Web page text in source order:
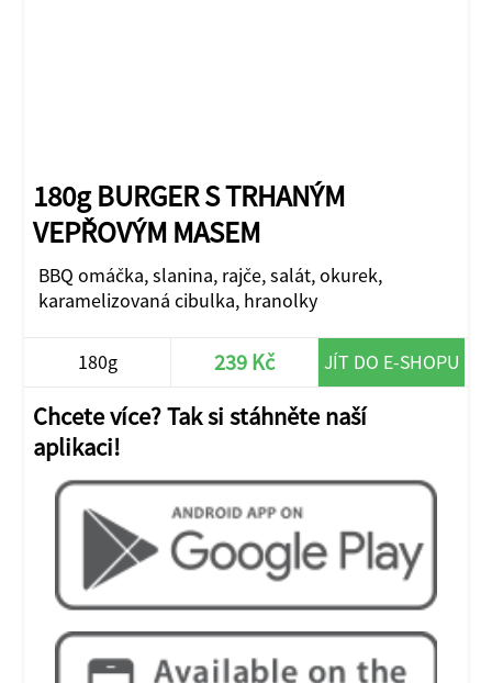
180g BURGER S TRHANÝM
VEPŘOVÝM MASEM
BBQ omáčka, slanina, rajče, salát, okurek,
karamelizovaná cibulka, hranolky
180g 239 Kč JÍT DO E-SHOPU
Chcete více? Tak si stáhněte naší
aplikaci!